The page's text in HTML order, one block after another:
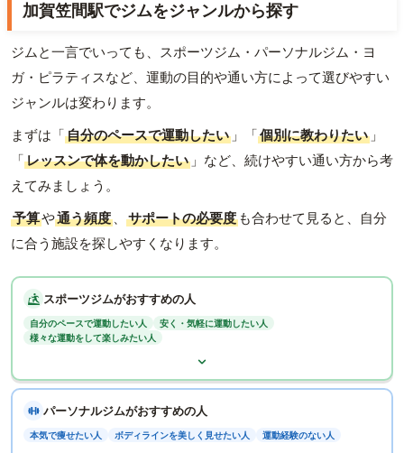
加賀笠間駅でジムをジャンルから探す
ジムと一言でいっても、スポーツジム・パーソナルジム・ヨ
ガ・ピラティスなど、運動の目的や通い方によって選びやすい
ジャンルは変わります。
まずは「自分のペースで運動したい 」「個別に教わりたい 」
「レッスンで体を動かしたい 」など、続けやすい通い方から考
えてみましょう。
予算や通う頻度 、 サポートの必要度 も合わせて見ると、自分
に合う施設を探しやすくなります。
スポーツジムがおすすめの人
自分のペースで運動したい人
安く・気軽に運動したい人
様々な運動をして楽しみたい人
パーソナルジムがおすすめの人
本気で痩せたい人 ボディラインを美しく見せたい人 運動経験のない人